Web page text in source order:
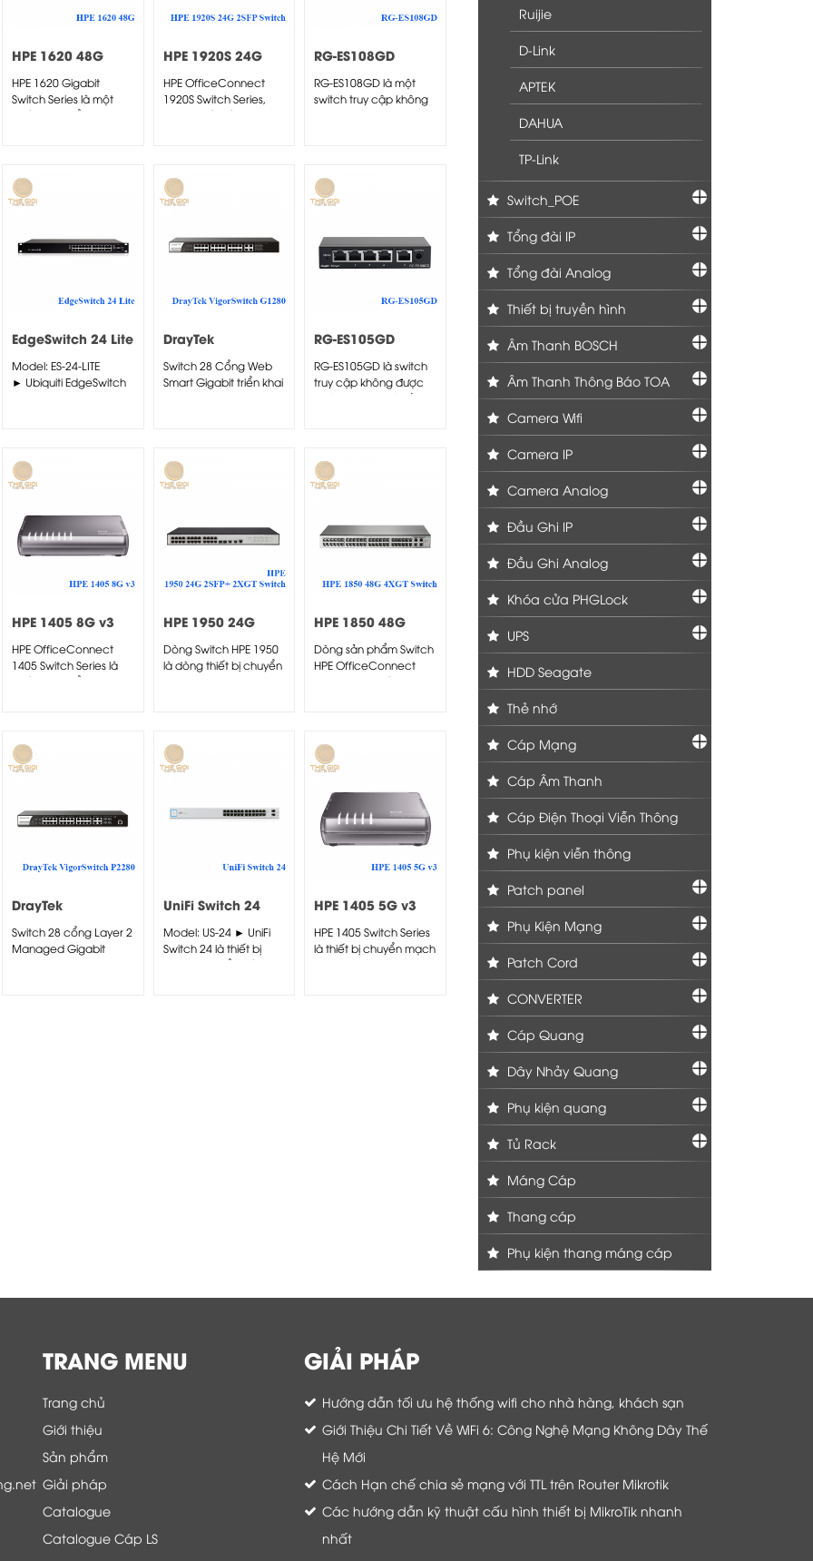
HPE 1620 48G
Switch
HPE 1620 Gigabit
Switch Series là một
thiết bị chuyển mạch
HPE 1920S 24G
2SFP Switch
HPE OfficeConnect
1920S Switch Series,
được thiết kế cho các
RG-ES108GD
RG-ES108GD là một
switch truy cập không
EdgeSwitch 24 Lite
Model: ES-24-LITE
► Ubiquiti EdgeSwitch
DrayTek
VigorSwitch
G1280
Switch 28 Cổng Web
Smart Gigabit triển khai
RG-ES105GD
RG-ES105GD là switch
truy cập không được
quản lý hiệu quả về
HPE 1405 8G v3
Switch
HPE OfficeConnect
1405 Switch Series là
thiết bị chuyển mạch
HPE 1950 24G
2SFP+ 2XGT
Switch
Dòng Switch HPE 1950
là dòng thiết bị chuyển
HPE 1850 48G
4XGT Switch
Dòng sản phẩm Switch
HPE OfficeConnect
1850 mang đến sự lựa
DrayTek
VigorSwitch P2280
Switch 28 cổng Layer 2
Managed Gigabit
UniFi Switch 24
Model: US-24 ► UniFi
Switch 24 là thiết bị
Switch chuyển tiếp
HPE 1405 5G v3
HPE 1405 Switch Series
là thiết bị chuyển mạch
Ruijie
D-Link
APTEK
DAHUA
TP-Link
Switch_POE
Tổng đài IP
Tổng đài Analog
Thiết bị truyền hình
Âm Thanh BOSCH
Âm Thanh Thông Báo TOA
Camera Wifi
Camera IP
Camera Analog
Đầu Ghi IP
Đầu Ghi Analog
Khóa cửa PHGLock
UPS
HDD Seagate
Thẻ nhớ
Cáp Mạng
Cáp Âm Thanh
Cáp Điện Thoại Viễn Thông
Phụ kiện viễn thông
Patch panel
Phụ Kiện Mạng
Patch Cord
CONVERTER
Cáp Quang
Dây Nhảy Quang
Phụ kiện quang
Tủ Rack
Máng Cáp
Thang cáp
Phụ kiện thang máng cáp
TRANG MENU
Trang chủ
Giới thiệu
Sản phẩm
Giải pháp
Catalogue
Catalogue Cáp LS
GIẢI PHÁP
Hướng dẫn tối ưu hệ thống wifi cho nhà hàng, khách sạn
Giới Thiệu Chi Tiết Về WiFi 6: Công Nghệ Mạng Không Dây Thế
Hệ Mới
Cách Hạn chế chia sẻ mạng với TTL trên Router Mikrotik
Các hướng dẫn kỹ thuật cấu hình thiết bị MikroTik nhanh
nhất